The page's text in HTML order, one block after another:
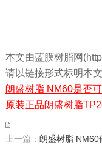
本文由蓝膜树脂网
请以链接形式标明本
朗盛树脂 NM60是否
原装正品朗盛树脂
上一篇： 朗盛树脂 NM60